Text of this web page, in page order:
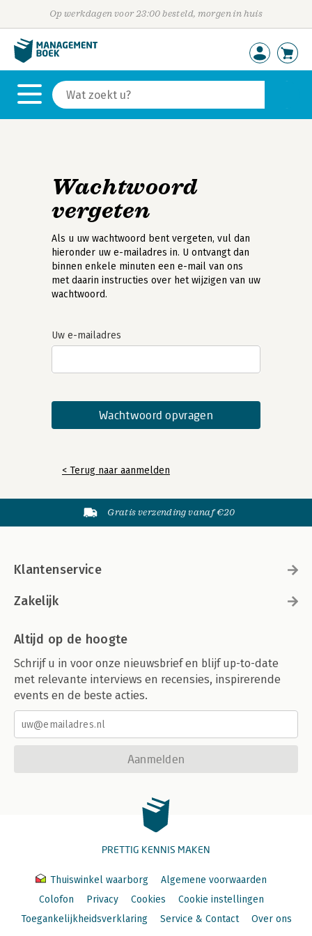
Op werkdagen voor 23:00 besteld, morgen in huis
Wachtwoord
vergeten
Als u uw wachtwoord bent vergeten, vul dan
hieronder uw e-mailadres in. U ontvangt dan
binnen enkele minuten een e-mail van ons
met daarin instructies over het wijzigen van uw
wachtwoord.
Uw e-mailadres
< Terug naar aanmelden
Gratis verzending vanaf €20
Klantenservice
Zakelijk
Altijd op de hoogte
Schrijf u in voor onze nieuwsbrief en blijf up-to-date
met relevante interviews en recensies, inspirerende
events en de beste acties.
Aanmelden
PRETTIG KENNIS MAKEN
Thuiswinkel waarborg
Algemene voorwaarden
Colofon
Privacy Cookies
Cookie instellingen
Toegankelijkheidsverklaring
Service & Contact Over ons